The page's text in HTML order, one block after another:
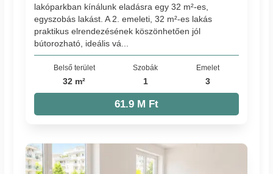
lakóparkban kínálunk eladásra egy 32 m²-es,
egyszobás lakást. A 2. emeleti, 32 m²-es lakás
praktikus elrendezésének köszönhetően jól
bútorozható, ideális vá...
Belső terület
32 m²
Szobák
1
Emelet
3
61.9 M Ft